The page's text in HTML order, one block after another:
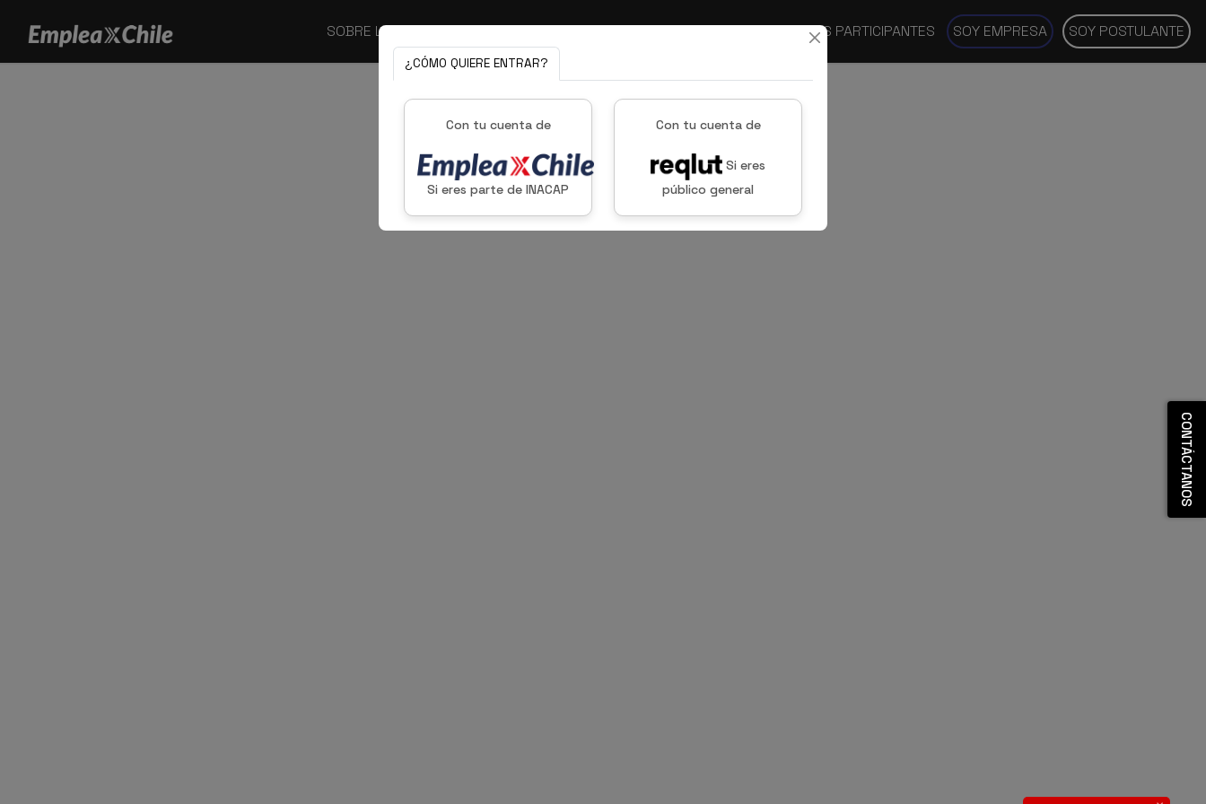
SOBRE LA FERIA MODALIDAD ONLINE MODALIDAD PRESENCIAL EMPRESAS PARTICIPANTES SOY EMPRESA SOY POSTULANTE
CONTÁCTANOS
¿CÓMO QUIERE ENTRAR?
Con tu cuenta de
Si eres parte de INACAP
Con tu cuenta de
Si eres
público general